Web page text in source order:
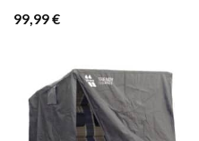
99,99€